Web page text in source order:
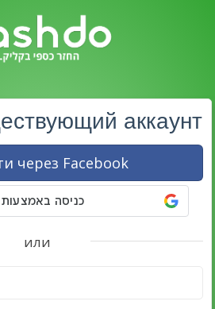
аккаунт
через Facebook
или